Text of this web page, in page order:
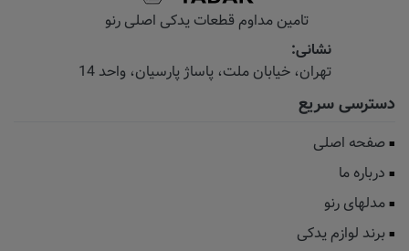
تامین مداوم قطعات یدکی اصلی رنو
نشانی:
تهران، خیابان‌ ملت، پاساژ‌ پارسیان، واحد 14
دسترسی سریع
صفحه اصلی
درباره ما
مدلهای رنو
برند لوازم یدکی